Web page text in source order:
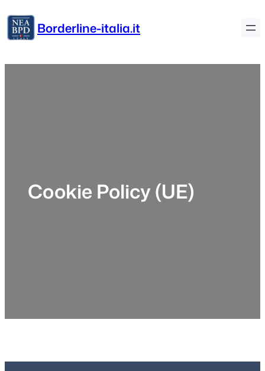
al
contenuto
Borderline-italia.it
Cookie Policy (UE)